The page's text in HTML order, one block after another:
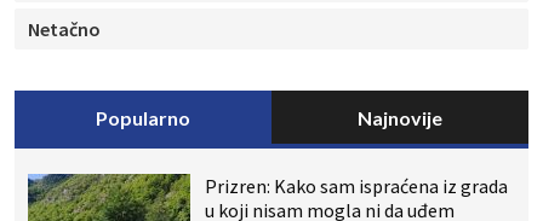
Netačno
Popularno Najnovije
Prizren: Kako sam ispraćena iz grada
u koji nisam mogla ni da uđem